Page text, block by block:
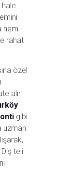
hem
rahat
özel
alır.
gibi
uzman
teli